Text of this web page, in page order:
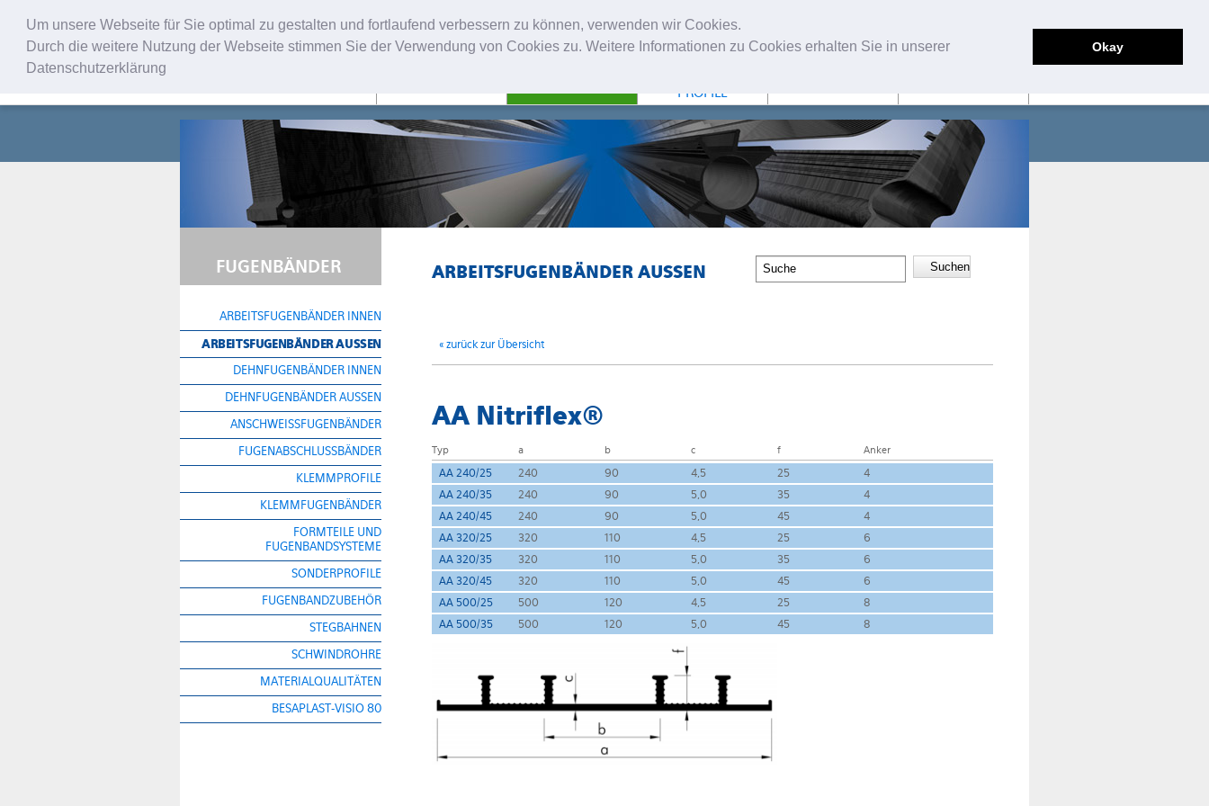
Um unsere Webseite für Sie optimal zu gestalten und fortlaufend verbessern zu können, verwenden wir Cookies.
Durch die weitere Nutzung der Webseite stimmen Sie der Verwendung von Cookies zu. Weitere Informationen zu Cookies erhalten Sie in unserer
Datenschutzerklärung
Okay
PROFILE
FUGENBÄNDER ARBEITSFUGENBÄNDER AUSSEN
ARBEITSFUGENBÄNDER INNEN
ARBEITSFUGENBÄNDER AUSSEN
DEHNFUGENBÄNDER INNEN
DEHNFUGENBÄNDER AUSSEN
ANSCHWEISSFUGENBÄNDER
FUGENABSCHLUSSBÄNDER
KLEMMPROFILE
KLEMMFUGENBÄNDER
FORMTEILE UND
FUGENBANDSYSTEME
SONDERPROFILE
FUGENBANDZUBEHÖR
STEGBAHNEN
SCHWINDROHRE
MATERIALQUALITÄTEN
BESAPLAST-VISIO 80
« zurück zur Übersicht
AA Nitriflex®
Typ a b c f Anker
AA 240/25 240 90 4,5 25
4
AA 240/35
240 90 5,0 35
4
AA 240/45
240 90 5,0 45
4
AA 320/25
320 110 4,5 25
6
AA 320/35
320 110 5,0 35
6
AA 320/45
320 110 5,0 45
6
AA 500/25
500 120 4,5 25
8
AA 500/35
500 120 5,0 45 8